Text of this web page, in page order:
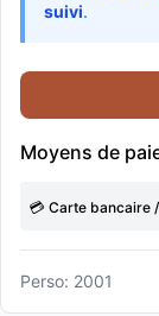
suivi.
Moyens de
💳 Carte bancaire
Perso: 2001